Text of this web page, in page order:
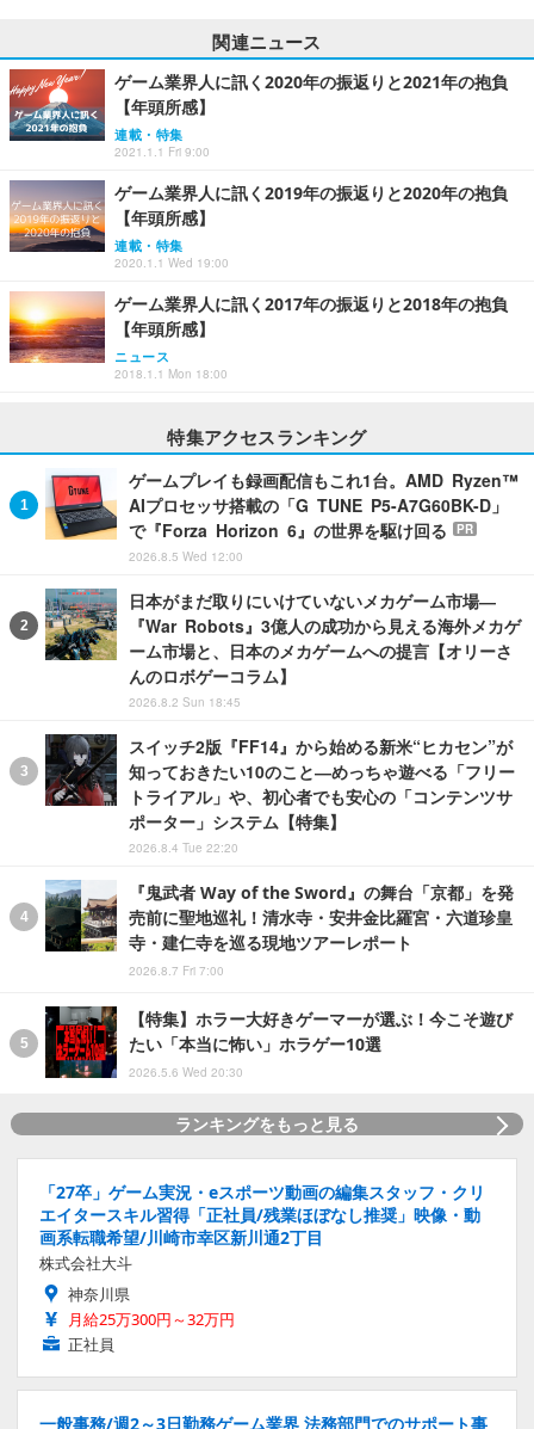
関連ニュース
ゲーム業界人に訊く2020年の振返りと2021年の抱負
【年頭所感】
連載・特集
2021.1.1 Fri 9:00
ゲーム業界人に訊く2019年の振返りと2020年の抱負
【年頭所感】
連載・特集
2020.1.1 Wed 19:00
ゲーム業界人に訊く2017年の振返りと2018年の抱負
【年頭所感】
ニュース
2018.1.1 Mon 18:00
特集アクセスランキング
ゲームプレイも録画配信もこれ1台。AMD Ryzen™
AIプロセッサ搭載の「G TUNE P5-A7G60BK-D」
で『Forza Horizon 6』の世界を駆け回る
PR
2026.8.5 Wed 12:00
日本がまだ取りにいけていないメカゲーム市場―
『War Robots』3億人の成功から見える海外メカゲ
ーム市場と、日本のメカゲームへの提言【オリーさ
んのロボゲーコラム】
2026.8.2 Sun 18:45
スイッチ2版『FF14』から始める新米“ヒカセン”が
知っておきたい10のこと―めっちゃ遊べる「フリー
トライアル」や、初心者でも安心の「コンテンツサ
ポーター」システム【特集】
2026.8.4 Tue 22:20
『鬼武者 Way of the Sword』の舞台「京都」を発
売前に聖地巡礼！清水寺・安井金比羅宮・六道珍皇
寺・建仁寺を巡る現地ツアーレポート
2026.8.7 Fri 7:00
【特集】ホラー大好きゲーマーが選ぶ！今こそ遊び
たい「本当に怖い」ホラゲー10選
2026.5.6 Wed 20:30
ランキングをもっと見る
「27卒」ゲーム実況・eスポーツ動画の編集スタッフ・クリ
エイタースキル習得「正社員/残業ほぼなし推奨」映像・動
画系転職希望/川崎市幸区新川通2丁目
株式会社大斗
神奈川県
月給25万300円～32万円
正社員
一般事務/週2～3日勤務ゲーム業界 法務部門でのサポート事